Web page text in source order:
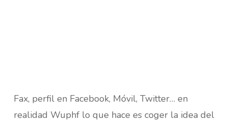
Fax, perfil en Facebook, Móvil, Twitter… en
realidad Wuphf lo que hace es coger la idea del